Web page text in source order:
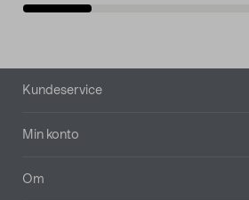
Bunntekst
Kundeservice
Min konto
Om